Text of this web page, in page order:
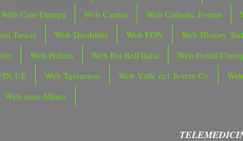
Web Cam Europa Web Caritas Web Catholic Forum
Tuscia Web Disabilità Web EON
Web History
Web Polizia Web Per Bell'Italia
Web
Web Tgtourism Web Valle del Tevere Co
Web zone Meteo